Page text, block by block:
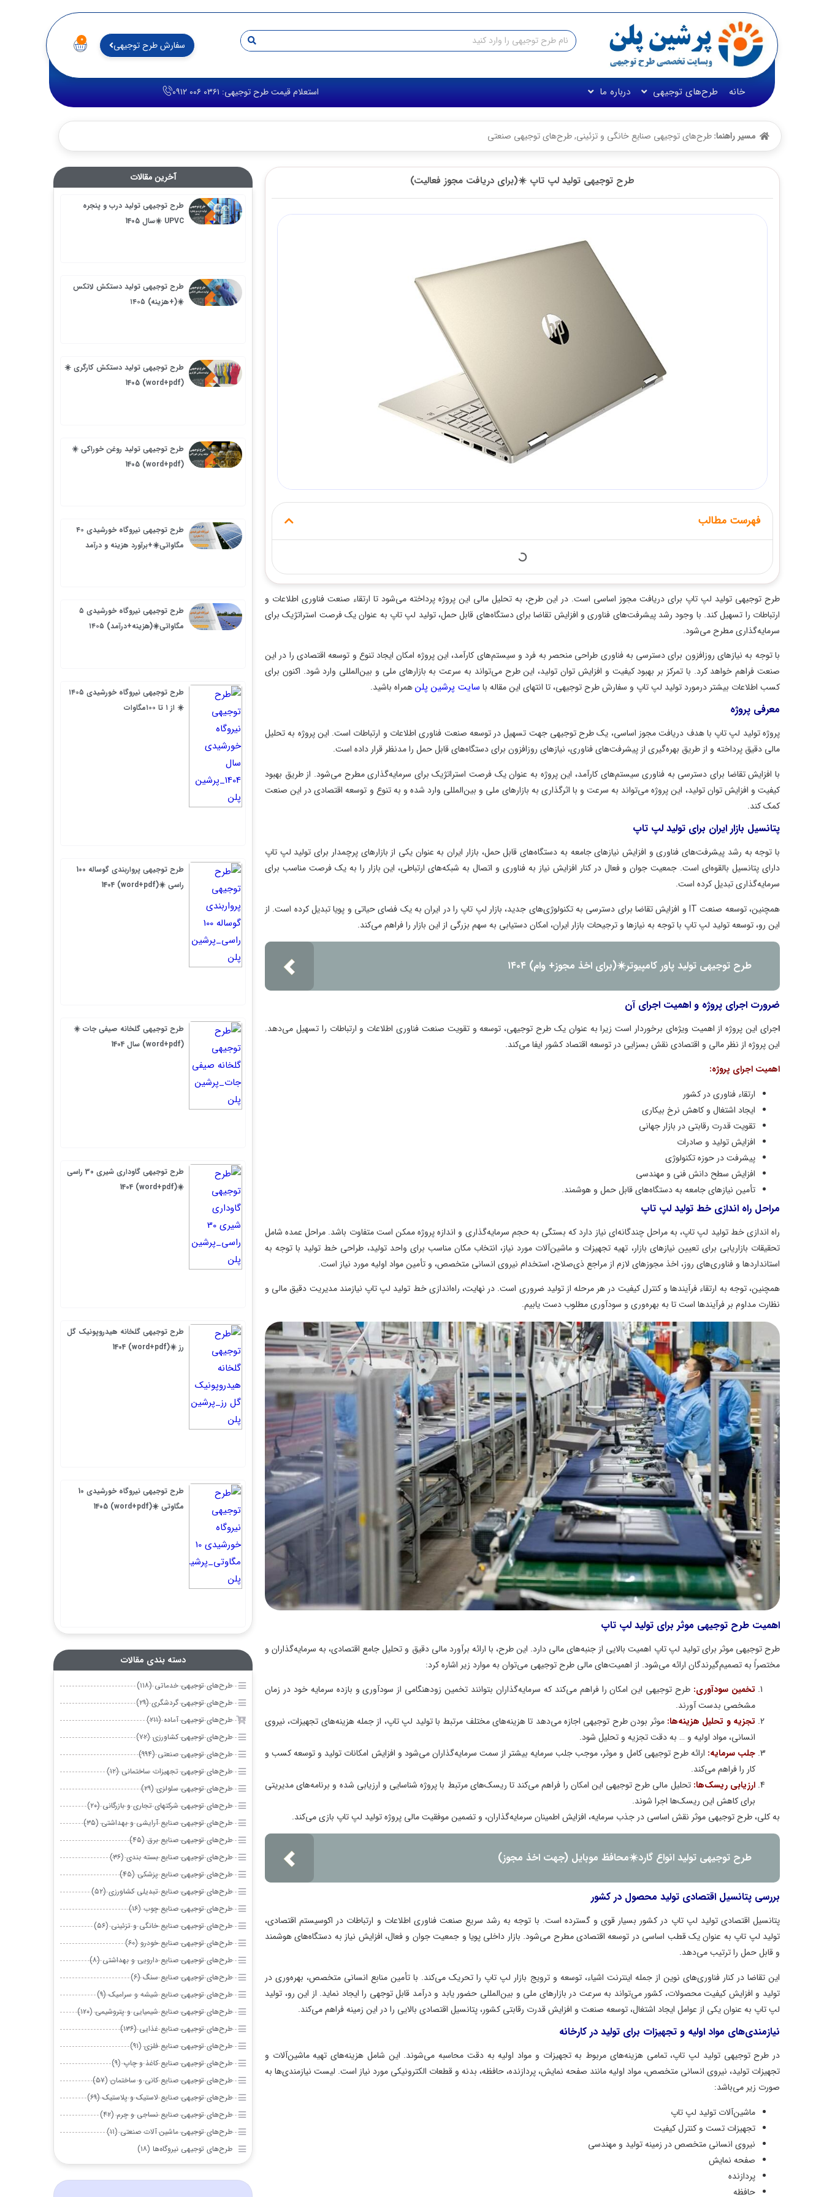
سفارش طرح توجیهی
طرح‌های توجیهی درباره ما استعلام قیمت طرح توجیهی: ۰۳۶۱ ۰۰۶ ۰۹۱۲
مسیر راهنما:طرح‌های توجیهی صنایع خانگی و تزئینی,طرح‌های توجیهی صنعتی
طرح توجیهی تولید لپ تاپ ☀️(برای دریافت مجوز فعالیت)
فهرست مطالب
طرح توجیهی تولید لپ تاپ برای دریافت مجوز اساسی است. در این طرح، به تحلیل مالی این پروژه پرداخته می‌شود تا ارتقاء صنعت فناوری اطلاعات و
ارتباطات را تسهیل کند. با وجود رشد پیشرفت‌های فناوری و افزایش تقاضا برای دستگاه‌های قابل حمل، تولید لپ تاپ به عنوان یک فرصت استراتژیک برای
سرمایه‌گذاری مطرح می‌شود.
با توجه به نیازهای روزافزون برای دسترسی به فناوری طراحی منحصر به فرد و سیستم‌های کارآمد، این پروژه امکان ایجاد تنوع و توسعه اقتصادی را در این
صنعت فراهم خواهد کرد. با تمرکز بر بهبود کیفیت و افزایش توان تولید، این طرح می‌تواند به سرعت به بازارهای ملی و بین‌المللی وارد شود. اکنون برای
کسب اطلاعات بیشتر درمورد تولید لپ تاپ و سفارش طرح توجیهی، تا انتهای این مقاله باسایت پرشین پلنهمراه باشید.
معرفی پروژه
پروژه تولید لپ تاپ با هدف دریافت مجوز اساسی، یک طرح توجیهی جهت تسهیل در توسعه صنعت فناوری اطلاعات و ارتباطات است. این پروژه به تحلیل
مالی دقیق پرداخته و از طریق بهره‌گیری از پیشرفت‌های فناوری، نیازهای روزافزون برای دستگاه‌های قابل حمل را مدنظر قرار داده است.
با افزایش تقاضا برای دسترسی به فناوری سیستم‌های کارآمد، این پروژه به عنوان یک فرصت استراتژیک برای سرمایه‌گذاری مطرح می‌شود. از طریق بهبود
کیفیت و افزایش توان تولید، این پروژه می‌تواند به سرعت و با اثرگذاری به بازارهای ملی و بین‌المللی وارد شده و به تنوع و توسعه اقتصادی در این صنعت
کمک کند.
پتانسیل بازار ایران برای تولید لپ تاپ
با توجه به رشد پیشرفت‌های فناوری و افزایش نیازهای جامعه به دستگاه‌های قابل حمل، بازار ایران به عنوان یکی از بازارهای پرچمدار برای تولید لپ تاپ
دارای پتانسیل بالقوه‌ای است. جمعیت جوان و فعال در کنار افزایش نیاز به فناوری و اتصال به شبکه‌های ارتباطی، این بازار را به یک فرصت مناسب برای
سرمایه‌گذاری تبدیل کرده است.
همچنین، توسعه صنعت IT و افزایش تقاضا برای دسترسی به تکنولوژی‌های جدید، بازار لپ تاپ را در ایران به یک فضای حیاتی و پویا تبدیل کرده است. از
این رو، توسعه تولید لپ تاپ با توجه به نیازها و ترجیحات بازار ایران، امکان دستیابی به سهم بزرگی از این بازار را فراهم می‌کند.
طرح توجیهی تولید پاور کامپیوتر☀️(برای اخذ مجوز+ وام) ۱۴۰۴
ضرورت اجرای پروژه و اهمیت اجرای آن
جرای این پروژه از اهمیت ویژه‌ای برخوردار است زیرا به عنوان یک طرح توجیهی، توسعه و تقویت صنعت فناوری اطلاعات و ارتباطات را تسهیل می‌دهد.
این پروژه از نظر مالی و اقتصادی نقش بسزایی در توسعه اقتصاد کشور ایفا می‌کند.
اهمیت اجرای پروژه:
ارتقاء فناوری در کشور
ایجاد اشتغال و کاهش نرخ بیکاری
تقویت قدرت رقابتی در بازار جهانی
افزایش تولید و صادرات
پیشرفت در حوزه تکنولوژی
افزایش سطح دانش فنی و مهندسی
تأمین نیازهای جامعه به دستگاه‌های قابل حمل و هوشمند.
مراحل راه اندازی خط تولید لپ تاپ
راه اندازی خط تولید لپ تاپ، به مراحل چندگانه‌ای نیاز دارد که بستگی به حجم سرمایه‌گذاری و اندازه پروژه ممکن است متفاوت باشد. مراحل عمده شامل
تحقیقات بازاریابی برای تعیین نیازهای بازار، تهیه تجهیزات و ماشین‌آلات مورد نیاز، انتخاب مکان مناسب برای واحد تولید، طراحی خط تولید با توجه به
استانداردها و فناوری‌های روز، اخذ مجوزهای لازم از مراجع ذی‌صلاح، استخدام نیروی انسانی متخصص، و تأمین مواد اولیه مورد نیاز است.
همچنین، توجه به ارتقاء فرآیندها و کنترل کیفیت در هر مرحله از تولید ضروری است. در نهایت، راه‌اندازی خط تولید لپ تاپ نیازمند مدیریت دقیق مالی و
نظارت مداوم بر فرآیندها است تا به بهره‌وری و سودآوری مطلوب دست یابیم.
اهمیت طرح توجیهی موثر برای تولید لپ تاپ
طرح توجیهی موثر برای تولید لپ تاپ اهمیت بالایی از جنبه‌های مالی دارد. این طرح، با ارائه برآورد مالی دقیق و تحلیل جامع اقتصادی، به سرمایه‌گذاران و
مختصراً به تصمیم‌گیرندگان ارائه می‌شود. از اهمیت‌های مالی طرح توجیهی می‌توان به موارد زیر اشاره کرد:
تخمین سودآوری: طرح توجیهی این امکان را فراهم می‌کند که سرمایه‌گذاران بتوانند تخمین زودهنگامی از سودآوری و بازده سرمایه خود در زمان
مشخصی بدست آورند.
تجزیه و تحلیل هزینه‌ها:موثر بودن طرح توجیهی اجازه می‌دهد تا هزینه‌های مختلف مرتبط با تولید لپ تاپ، از جمله هزینه‌های تجهیزات، نیروی
انسانی، مواد اولیه و … به دقت تجزیه و تحلیل شود.
جلب سرمایه:ارائه طرح توجیهی کامل و موثر، موجب جلب سرمایه بیشتر از سمت سرمایه‌گذاران می‌شود و افزایش امکانات تولید و توسعه کسب و
کار را فراهم می‌کند.
ارزیابی ریسک‌ها:تحلیل مالی طرح توجیهی این امکان را فراهم می‌کند تا ریسک‌های مرتبط با پروژه شناسایی و ارزیابی شده و برنامه‌های مدیریتی
برای کاهش این ریسک‌ها اجرا شوند.
به کلی، طرح توجیهی موثر نقش اساسی در جذب سرمایه، افزایش اطمینان سرمایه‌گذاران، و تضمین موفقیت مالی پروژه تولید لپ تاپ بازی می‌کند.
طرح توجیهی تولید انواع گارد☀️محافظ موبایل (جهت اخذ مجوز)
بررسی پتانسیل اقتصادی تولید محصول در کشور
پتانسیل اقتصادی تولید لپ تاپ در کشور بسیار قوی و گسترده است. با توجه به رشد سریع صنعت فناوری اطلاعات و ارتباطات در اکوسیستم اقتصادی،
تولید لپ تاپ به عنوان یک قطب اساسی در توسعه اقتصادی مطرح می‌شود. بازار داخلی پویا و جمعیت جوان و فعال، افزایش نیاز به دستگاه‌های هوشمند
و قابل حمل را ترتیب می‌دهد.
این تقاضا در کنار فناوری‌های نوین از جمله اینترنت اشیاء، توسعه و ترویج بازار لپ تاپ را تحریک می‌کند. با تأمین منابع انسانی متخصص، بهره‌وری در
تولید و افزایش کیفیت محصولات، کشور می‌تواند به سرعت در بازارهای ملی و بین‌المللی حضور یابد و درآمد قابل توجهی را ایجاد نماید. از این رو، تولید
لپ تاپ به عنوان یکی از عوامل ایجاد اشتغال، توسعه صنعت و افزایش قدرت رقابتی کشور، پتانسیل اقتصادی بالایی را در این زمینه فراهم می‌کند.
نیازمندی‌های مواد اولیه و تجهیزات برای تولید در کارخانه
در طرح توجیهی تولید لپ تاپ، تمامی هزینه‌های مربوط به تجهیزات و مواد اولیه به دقت محاسبه می‌شوند. این شامل هزینه‌های تهیه ماشین‌آلات و
تجهیزات تولید، نیروی انسانی متخصص، مواد اولیه مانند صفحه نمایش، پردازنده، حافظه، بدنه و قطعات الکترونیکی مورد نیاز است. لیست نیازمندی‌ها به
صورت زیر می‌باشد:
ماشین‌آلات تولید لپ تاپ
تجهیزات تست و کنترل کیفیت
نیروی انسانی متخصص در زمینه تولید و مهندسی
صفحه نمایش
پردازنده
حافظه
آخرین مقالات
طرح توجیهی تولید درب و پنجره
UPVC ☀️سال 1405
طرح توجیهی تولید دستکش لاتکس
☀️(+هزینه) ۱۴۰۵
طرح توجیهی تولید دستکش کارگری ☀️
(word+pdf) 1405
طرح توجیهی تولید روغن خوراکی ☀️
(word+pdf) 1405
طرح توجیهی نیروگاه خورشیدی ۴۰
مگاواتی☀️+برآورد هزینه و درآمد
طرح توجیهی نیروگاه خورشیدی ۵
مگاواتی☀️(هزینه+درآمد) ۱۴۰۵
طرح توجیهی نیروگاه خورشیدی ۱۴۰۵
طرح توجیهی پرواربندی گوساله 100
راسی ☀️(word+pdf) 1404
طرح توجیهی گلخانه صیفی جات ☀️
طرح توجیهی گاوداری شیری 30 راسی
طرح توجیهی گلخانه هیدروپونیک گل
طرح توجیهی نیروگاه خورشیدی 10
مگاوتی ☀️(word+pdf) 1405
دسته بندی مقالات
طرح‌های توجیهی خدماتی (۱۱۸)
طرح‌های توجیهی گردشگری (۲۹)
طرح‌های توجیهی آماده (۲۱۱)
طرح‌های توجیهی کشاورزی (۷۲)
طرح‌های توجیهی صنعتی (۹۹۴)
طرح‌های توجیهی تجهیزات ساختمانی (۱۲)
طرح‌های توجیهی سلولزی (۲۹)
طرح‌های توجیهی شرکتهای تجاری و بازرگانی (۲۰)
طرح‌های توجیهی صنایع آرایشی و بهداشتی (۳۵)
طرح‌های توجیهی صنایع برق (۴۵)
طرح‌های توجیهی صنایع بسته بندی (۳۶)
طرح‌های توجیهی صنایع پزشکی (۴۵)
طرح‌های توجیهی صنایع تبدیلی کشاورزی (۵۲)
طرح‌های توجیهی صنایع چوب (۱۶)
طرح‌های توجیهی صنایع خانگی و تزئینی (۵۶)
طرح‌های توجیهی صنایع خودرو (۶۰)
طرح‌های توجیهی صنایع دارویی و بهداشتی (۸)
طرح‌های توجیهی صنایع سنگ (۶)
طرح‌های توجیهی صنایع شیشه و سرامیک (۹)
طرح‌های توجیهی صنایع شیمیایی و پتروشیمی (۱۲۰)
طرح‌های توجیهی صنایع غذایی (۱۳۶)
طرح‌های توجیهی صنایع فلزی (۹۱)
طرح‌های توجیهی صنایع کاغذ و چاپ (۹)
طرح‌های توجیهی صنایع کانی و ساختمان (۵۷)
طرح‌های توجیهی صنایع لاستیک و پلاستیک (۶۹)
طرح‌های توجیهی صنایع نساجی و چرم (۴۲)
طرح‌های توجیهی ماشین آلات صنعتی (۱۱)
طرح‌های توجیهی نیروگاه‌ها (۱۸)